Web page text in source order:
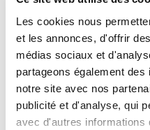
Les cookies nous
et les annonces, d'offrir
médias sociaux et
partageons également
notre site avec nos
publicité et d'analyse, qui
avec d'autres informations